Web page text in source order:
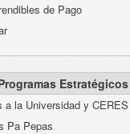
de Pago
Estratégicos
a la Universidad y CERES
Pa Pepas